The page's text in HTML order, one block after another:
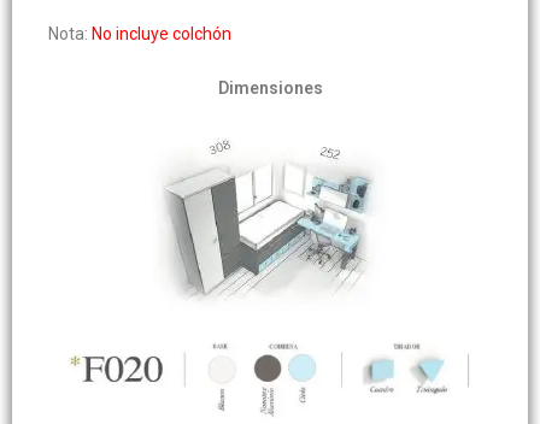
Nota: No incluye colchón
Dimensiones